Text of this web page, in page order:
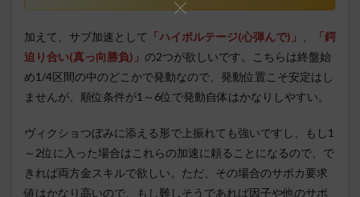
加えて、サブ加速として 「ハイボルテージ(心弾んで)」
「鍔
迫り合い(真っ向勝負)」 の2つが欲しいです。こちらは終盤始
め1/4区間の中のどこかで発動なので、発動位置こそ安定はし
ませんが、順位条件が1～6位で発動自体はかなりしやすい。
ヴィクショつぼみに添える形で上振れても強いですし、もし1
～2位に入った場合はこれらの加速に頼ることになるので、で
きれば両方金スキルで欲しい。ただ、その場合のサポカ要求
値はかなり高いので、もし難しそうであれば因子や他のサポ